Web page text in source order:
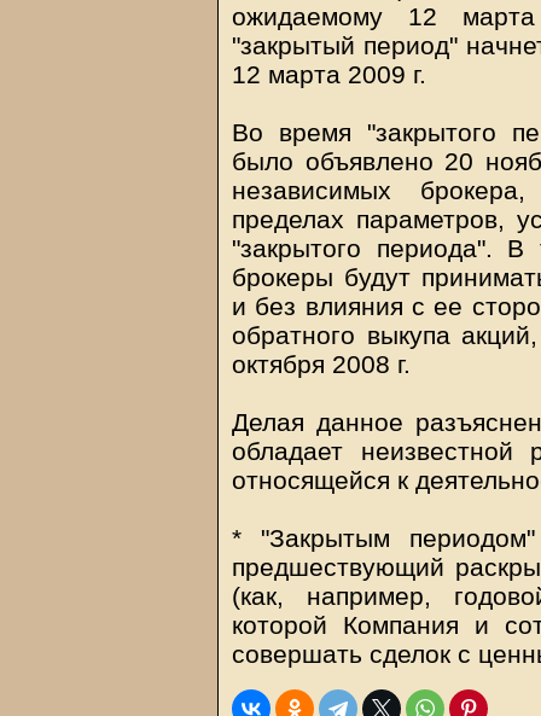
ожидаемому 12
"закрытый период"
12 марта 2009 г.
Во время "закрытого
было объявлено 20
независимых
пределах параметров,
"закрытого периода". В
брокеры будут
и без влияния с ее
обратного выкупа
октября 2008 г.
Делая данное
обладает неизвестной
относящейся к
* "Закрытым
предшествующий
(как, например,
которой Компания и
совершать сделок с